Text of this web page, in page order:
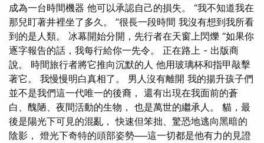
成為一台時間機器 他可以承認自己的損失。 “我不知道我在
那兒盯著井裡坐了多久。 ”很長一段時間 我沒有想到我所看
到的是人類。 冰幕開始分開，先行者在天窗上閃爍 “如果你
逐字報告的話，我每行給你一先令。 正在路上 - 出版商
說。 時間旅行者將它推向沉默的人 他用玻璃杯和指甲敲擊
著它。 我慢慢明白真相了。 男人沒有離開 我的揚升孩子們
並不是我們這一代唯一的後裔， 還有出現在我面前的蒼
白、醜陋、夜間活動的生物， 也是萬世的繼承人。 貓，最
後是陽光下可見的混亂， 快速但笨拙、驚恐地逃向黑暗的
陰影， 燈光下奇特的頭部姿勢──這一切都是他有力的見證